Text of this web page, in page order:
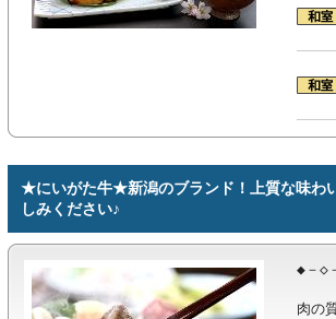
★にいがた牛★新潟のブランド！上質な味わ
しみください♪
◆－◇
肉の